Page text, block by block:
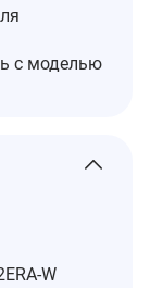
с моделью
W